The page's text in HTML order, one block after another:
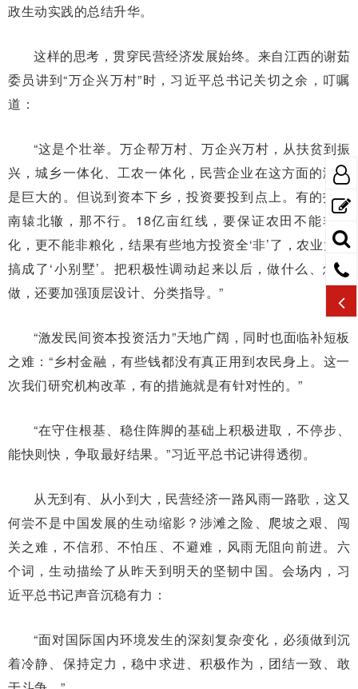
政生动实践的总结升华。
这样的思考，贯穿民营经济发展始终。来自江西的谢茹
委员讲到“万企兴万村”时，习近平总书记关切之余，叮嘱
道：
“这是个壮举。万企帮万村、万企兴万村，从扶贫到振
兴，城乡一体化、工农一体化，民营企业在这方面的潜力
是巨大的。但说到资本下乡，投资要投到点上。有的投资
南辕北辙，那不行。18亿亩红线，要保证农田不能非农
化，更不能非粮化，结果有些地方投资全‘非’了，农业大棚
搞成了‘小别墅’。把积极性调动起来以后，做什么、怎么
做，还要加强顶层设计、分类指导。”
“激发民间资本投资活力”天地广阔，同时也面临补短板
之难：“乡村金融，有些钱都没有真正用到农民身上。这一
次我们研究机构改革，有的措施就是有针对性的。”
“在守住根基、稳住阵脚的基础上积极进取，不停步、
能快则快，争取最好结果。”习近平总书记讲得透彻。
从无到有、从小到大，民营经济一路风雨一路歌，这又
何尝不是中国发展的生动缩影？涉滩之险、爬坡之艰、闯
关之难，不信邪、不怕压、不避难，风雨无阻向前进。六
个词，生动描绘了从昨天到明天的坚韧中国。会场内，习
近平总书记声音沉稳有力：
“面对国际国内环境发生的深刻复杂变化，必须做到沉
着冷静、保持定力，稳中求进、积极作为，团结一致、敢